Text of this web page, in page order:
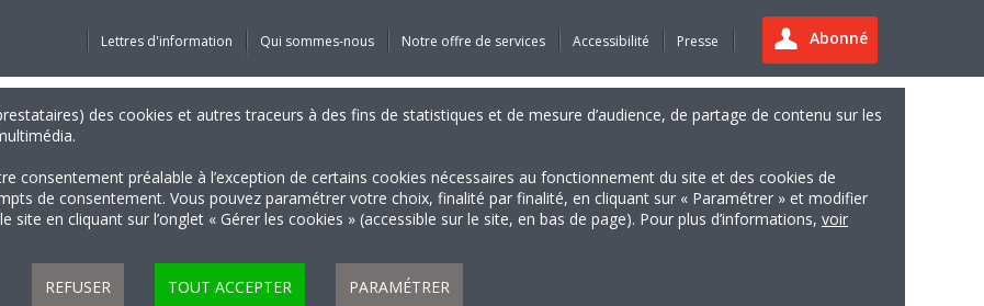
Abonné
Lettres d'information Qui sommes-nous Notre offre de services Accessibilité Presse
des cookies et autres traceurs à des fins de statistiques et de mesure d’audience, de partage de contenu sur les
consentement préalable à l’exception de certains cookies nécessaires au fonctionnement du site et des cookies de
de consentement. Vous pouvez paramétrer votre choix, finalité par finalité, en cliquant sur « Paramétrer » et modifier
en cliquant sur l’onglet « Gérer les cookies » (accessible sur le site, en bas de page). Pour plus d’informations, voir
REFUSER TOUT ACCEPTER PARAMÉTRER